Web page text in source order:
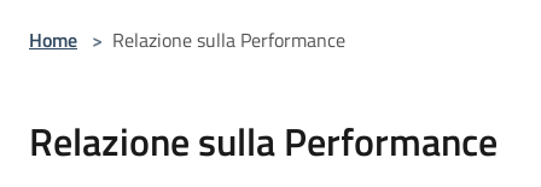
Home > Relazione sulla Performance
Relazione sulla Performance